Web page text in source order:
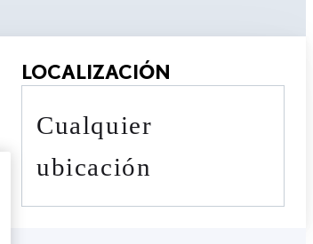
LOCALIZACIÓN
cualquier
ubicación